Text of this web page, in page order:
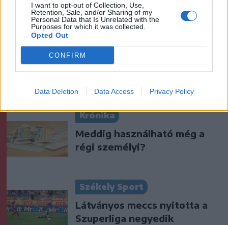
I want to opt-out of Collection, Use,
Retention, Sale, and/or Sharing of my
Personal Data that Is Unrelated with the
Purposes for which it was collected.
Opted Out
CONFIRM
Data Deletion Data Access Privacy Policy
medve kilövését lehetővé
tevő törvényt
Székely Sport
Egyetlen székelyföldi
résztvevő lesz a futsal 2.
Ligában
Krónika
Meddig használható még a
régi személyi?
Székely Sport
Látványos meccs nyitotta a
Szuperliga negyedik